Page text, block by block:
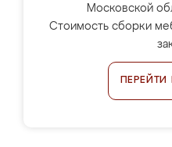
Московской
Стоимость сборки
ПЕРЕЙТИ